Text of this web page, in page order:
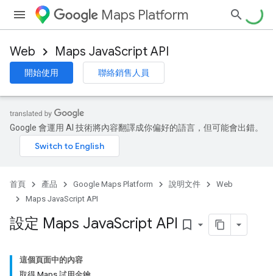
Maps Platform
Web Maps JavaScript API
開始使用 聯絡銷售人員
Google 會運用 AI 技術將內容翻譯成你偏好的語言，但可能會出錯。
首頁 產品 Google Maps Platform 說明文件
Web
Maps JavaScript API
設定 Maps JavaScript API bookmark_border
這個頁面中的內容